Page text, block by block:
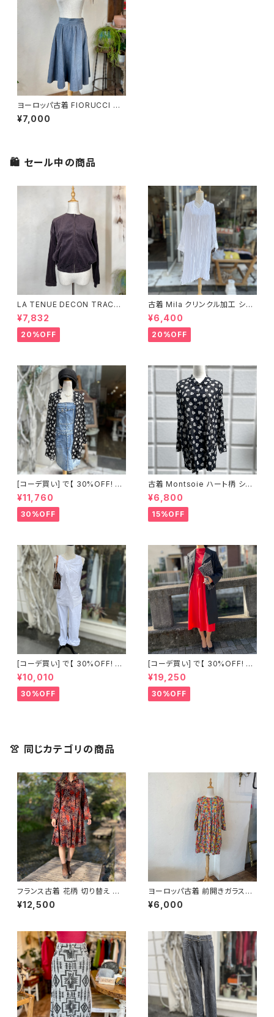
ヨーロッパ古着 FIORUCCI コ
ーデュロイ グレー スカート
¥7,000
🛍 セール中の商品
LA TENUE DECON TRACTE
E ブラウンジャケット
¥7,832
20%OFF
古着 Mila クリンクル加工 シャ
ツワンピース
¥6,400
20%OFF
[コーデ買い] で【 30%OFF! 】2
点 ショート丈 デニム サロペット
スカート + 古着 Montsoie ハ
ート柄 シアーシャツ ブラック
¥11,760
30%OFF
古着 Montsoie ハート柄 シア
ーシャツ ブラック
¥6,800
15%OFF
[コーデ買い] で【 30%OFF! 】2
点 古着 Chloe ホワイト レース
ノースリーブ + ホワイトデニム
ストレッチ ストレート パンツ
¥10,010
30%OFF
[コーデ買い] で【 30%OFF! 】2
点 フランス古着 レッドライン 切
り替えワンピース + フランス古
着 TERGAL ブラック コート
¥19,250
30%OFF
👚 同じカテゴリの商品
フランス古着 花柄 切り替え ワ
ンピース
¥12,500
ヨーロッパ古着 前開きガラスボ
タン チュニック
¥6,000